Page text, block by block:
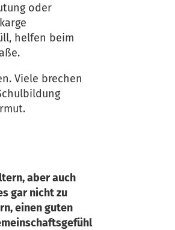
oder
helfen beim
Viele brechen
aber auch
gar nicht zu
einen guten